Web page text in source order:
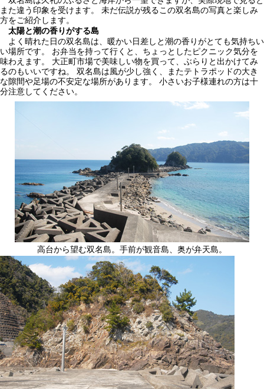
また違う印象を受けます。 未だ伝説が残るこの双名島の写真と楽しみ
方をご紹介します。
太陽と潮の香りがする島
よく晴れた日の双名島は、暖かい日差しと潮の香りがとても気持ちい
い場所です。 お弁当を持って行くと、ちょっとしたピクニック気分を
味わえます。 大正町市場で美味しい物を買って、ぶらりと出かけてみ
るのもいいですね。 双名島は風が少し強く、またテトラポッドの大き
な隙間や足場の不安定な場所があります。 小さいお子様連れの方は十
分注意してください。
高台から望む双名島。手前が観音島、奥が弁天島。